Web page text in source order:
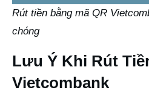
Rút tiền bằng mã QR
chóng
Lưu Ý Khi Rút
Vietcombank